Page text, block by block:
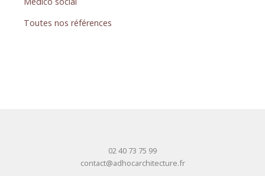
Toutes nos références
02 40 73 75 99
contact@adhocarchitecture.fr